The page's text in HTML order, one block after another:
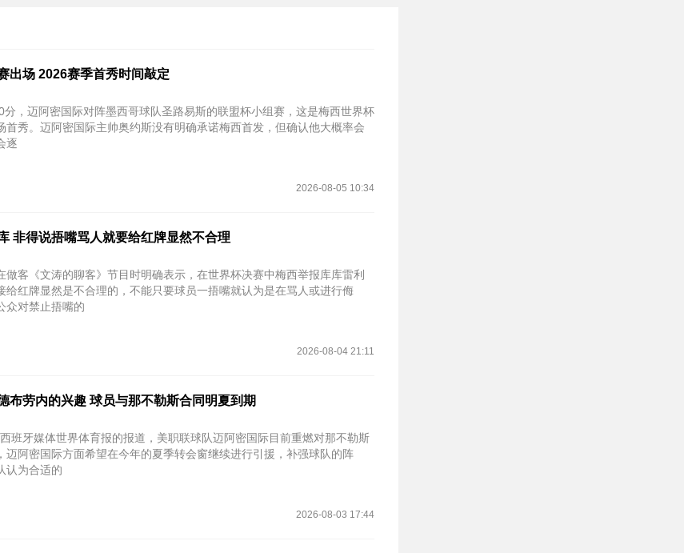
出场 2026赛季首秀时间敲定
，迈阿密国际对阵墨西哥球队圣路易斯的联盟杯小组赛，这是梅西世界杯
首秀。迈阿密国际主帅奥约斯没有明确承诺梅西首发，但确认他大概率会
逐
2026-08-05 10:34
非得说捂嘴骂人就要给红牌显然不合理
做客《文涛的聊客》节目时明确表示，在世界杯决赛中梅西举报库库雷利
给红牌显然是不合理的，不能只要球员一捂嘴就认为是在骂人或进行侮
众对禁止捂嘴的
2026-08-04 21:11
布劳内的兴趣 球员与那不勒斯合同明夏到期
班牙媒体世界体育报的报道，美职联球队迈阿密国际目前重燃对那不勒斯
迈阿密国际方面希望在今年的夏季转会窗继续进行引援，补强球队的阵
认为合适的
2026-08-03 17:44